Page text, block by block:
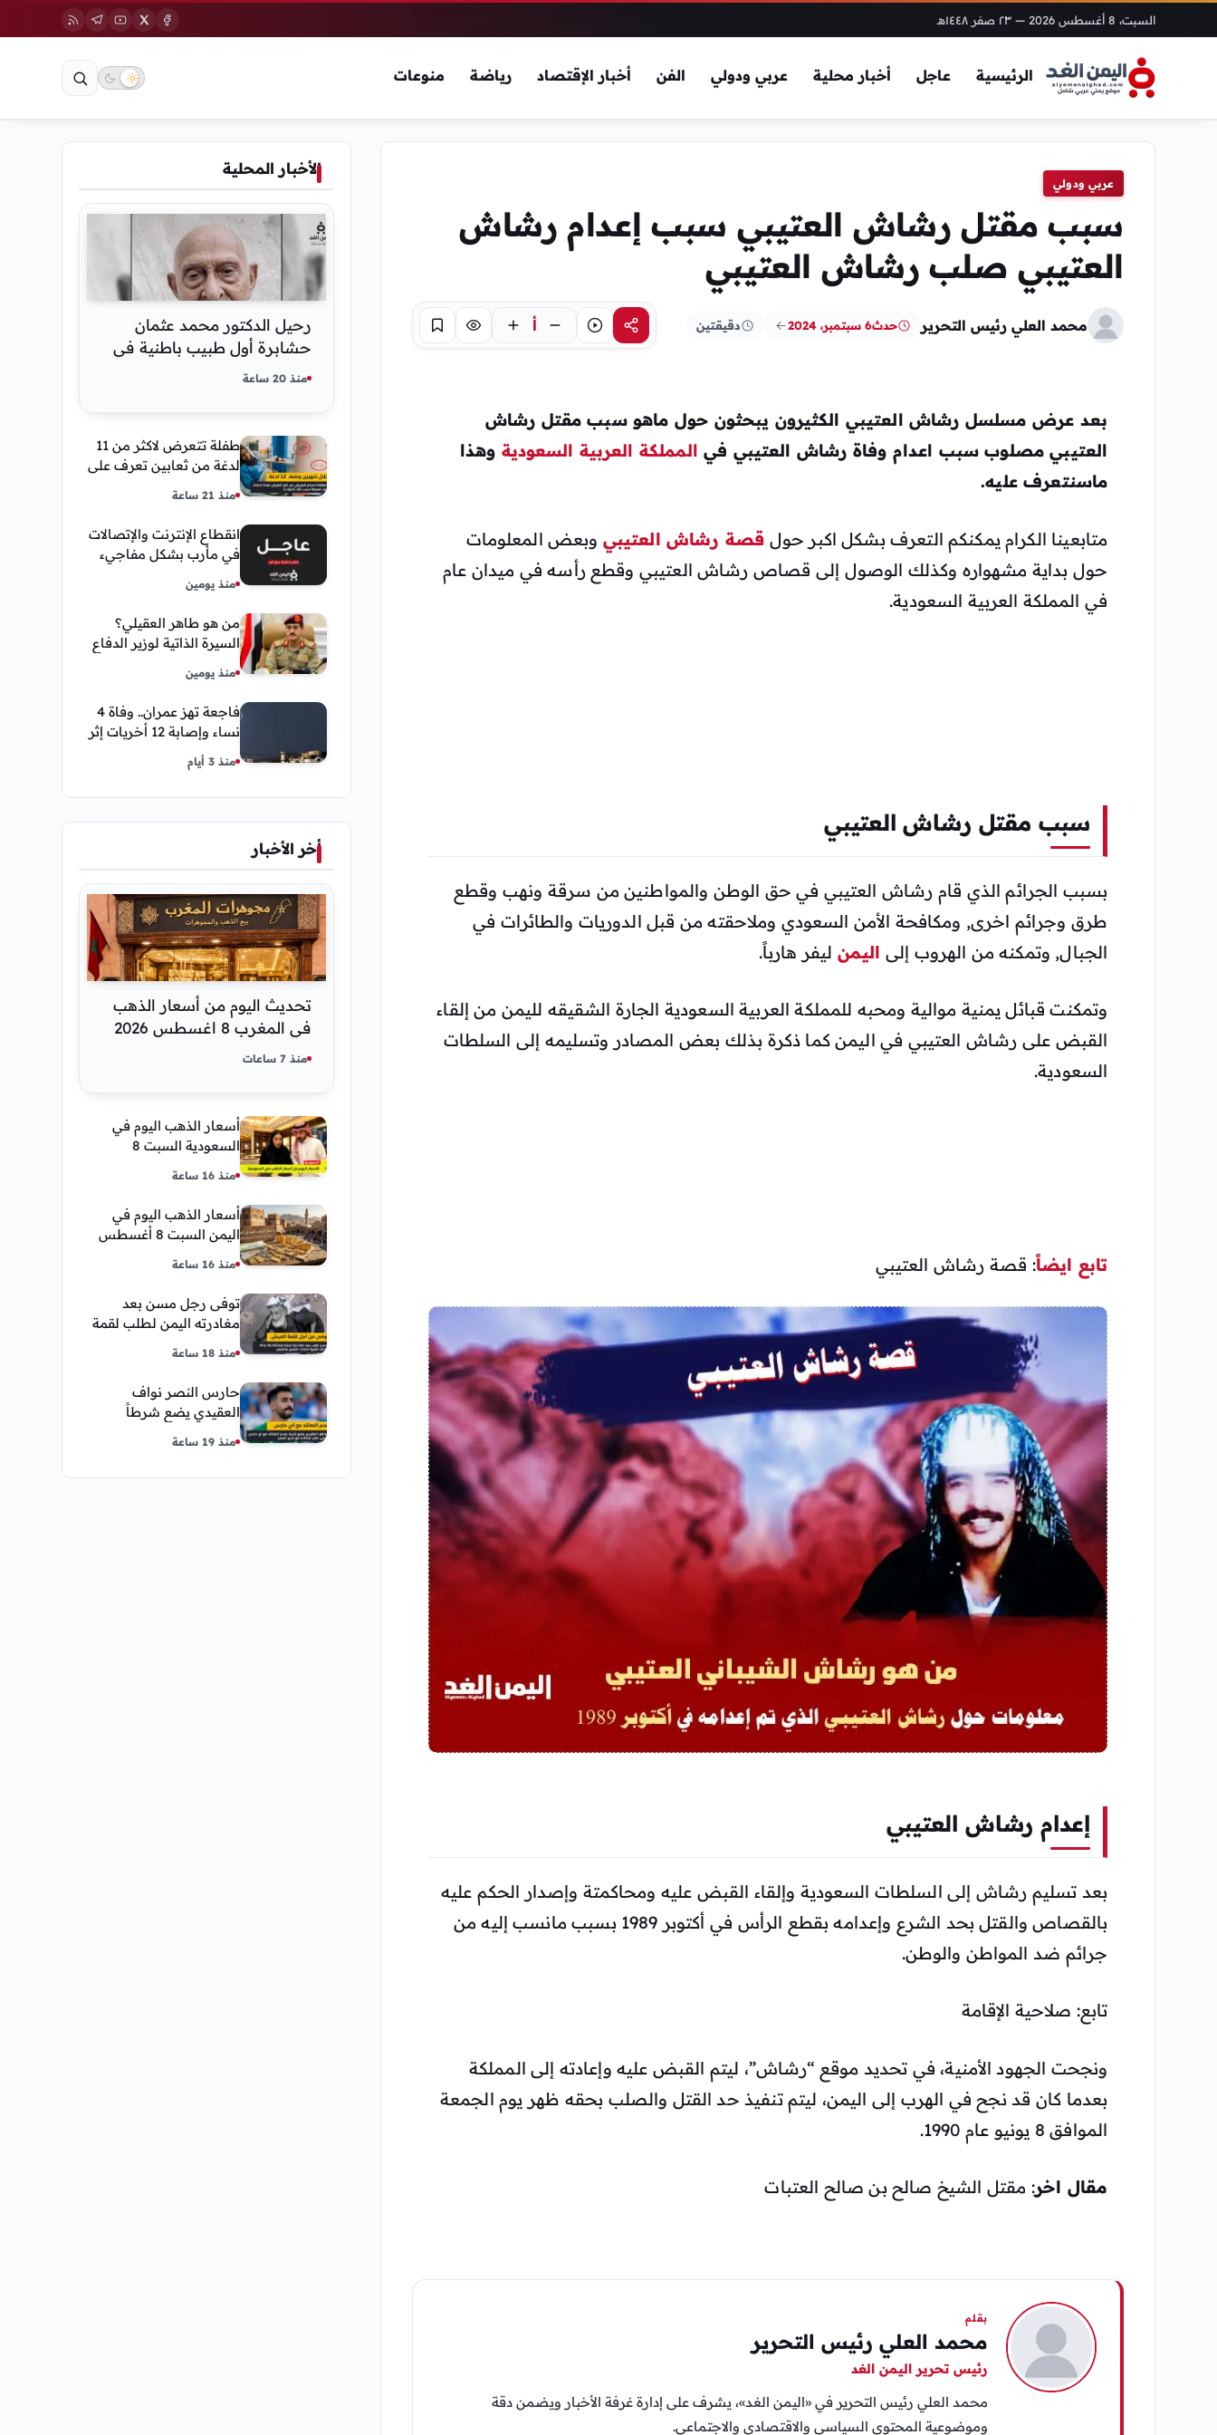
السبت، 8 أغسطس 2026 — ٢٣ صفر ١٤٤٨هـ
الرئيسية عاجل أخبار محلية عربي ودولي الفن أخبار الإقتصاد رياضة منوعات
عربي ودولي
سبب مقتل رشاش العتيبي سبب إعدام رشاش
العتيبي صلب رشاش العتيبي
محمد العلي رئيس التحرير حدث6 سبتمبر، 2024 دقيقتين مشاركةاستماع أ تركيز حفظ
بعد عرض مسلسل رشاش العتيبيالكثيرون يبحثون حول ماهو سببمقتل رشاش
العتيبيمصلوب سبب اعدام وفاة رشاش العتيبي في المملكة العربية السعودية وهذا
ماسنتعرف عليه.
متابعينا الكرام يمكنكم التعرف بشكل اكبر حول قصة رشاش العتيبي وبعض المعلومات
حول بداية مشهواره وكذلك الوصول إلى قصاص رشاش العتيبي وقطع رأسه في ميدان عام
في المملكة العربية السعودية.
سبب مقتل رشاش العتيبي
بسبب الجرائم الذي قام رشاش العتيبي في حق الوطن والمواطنين من سرقة ونهب وقطع
طرق وجرائم اخرى, ومكافحة الأمن السعودي وملاحقته من قبل الدوريات والطائرات في
الجبال, وتمكنه من الهروب إلى اليمن ليفر هارباً.
وتمكنت قبائل يمنية موالية ومحبه للمملكة العربية السعودية الجارة الشقيقه لليمن من إلقاء
القبض على رشاش العتيبي في اليمن كما ذكرة بذلك بعض المصادر وتسليمه إلى السلطات
السعودية.
تابع ايضاً: قصة رشاش العتيبي
إعدام رشاش العتيبي
بعد تسليم رشاش إلى السلطات السعودية وإلقاء القبض عليه ومحاكمتة وإصدار الحكم عليه
بالقصاص والقتل بحد الشرع وإعدامه بقطع الرأس في أكتوبر 1989 بسبب مانسب إليه من
جرائم ضد المواطن والوطن.
تابع: صلاحية الإقامة
ونجحت الجهود الأمنية، في تحديد موقع “رشاش”، ليتم القبض عليه وإعادته إلى المملكة
بعدما كان قد نجح في الهرب إلى اليمن، ليتم تنفيذ حد القتل والصلب بحقه ظهر يوم الجمعة
الموافق 8 يونيو عام 1990.
مقال اخر: مقتل الشيخ صالح بن صالح العتبات
بقلم
محمد العلي رئيس التحرير
رئيس تحرير اليمن الغد
محمد العلي رئيس التحرير في «اليمن الغد»، يشرف على إدارة غرفة الأخبار ويضمن دقة
وموضوعية المحتوى السياسي والاقتصادي والاجتماعي.
الأخبار المحلية
رحيل الدكتور محمد عثمان
حشابرة أول طبيب باطنية في
الحديدة
منذ 20 ساعة
طفلة تتعرض لاكثر من 11
لدغة من ثعابين تعرف على
العريقي
منذ 21 ساعة
انقطاع الإنترنت والإتصالات
في مأرب بشكل مفاجيء
منذ يومين
من هو طاهر العقيلي؟
السيرة الذاتية لوزير الدفاع
مناصبه
منذ يومين
فاجعة تهز عمران.. وفاة 4
نساء وإصابة 12 أخريات إثر
صاعقة رعدية خلال مناسبة
اجتماعية
منذ 3 أيام
أخر الأخبار
تحديث اليوم من أسعار الذهب
في المغرب 8 اغسطس 2026
كم عسر الجنية الذهب
منذ 7 ساعات
أسعار الذهب اليوم في
السعودية السبت 8
مباشر
منذ 16 ساعة
أسعار الذهب اليوم في
اليمن السبت 8 أغسطس
وعدن
منذ 16 ساعة
توفى رجل مسن بعد
مغادرته اليمن لطلب لقمة
يقدمها لإبنته
منذ 18 ساعة
حارس النصر نواف
العقيدي يضع شرطاً
النادي
منذ 19 ساعة